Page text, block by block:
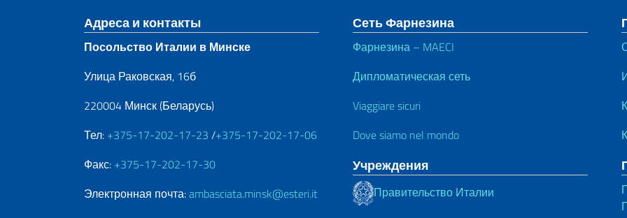
Нижний колонтитул
Адреса и контакты
Посольство Италии в Минске
Улица Раковская, 16б
220004 Минск (Беларусь)
Тел: +375-17-202-17-23 /+375-17-202-17-06
Факс: +375-17-202-17-30
Электронная почта:ambasciata.minsk@esteri.it
Сеть Фарнезина
Фарнезина – MAECI
Дипломатическая сеть
Viaggiare sicuri
Dove siamo nel mondo
Учреждения
Правительство Италии